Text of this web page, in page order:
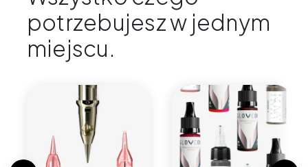
potrzebujesz w jednym
miejscu.